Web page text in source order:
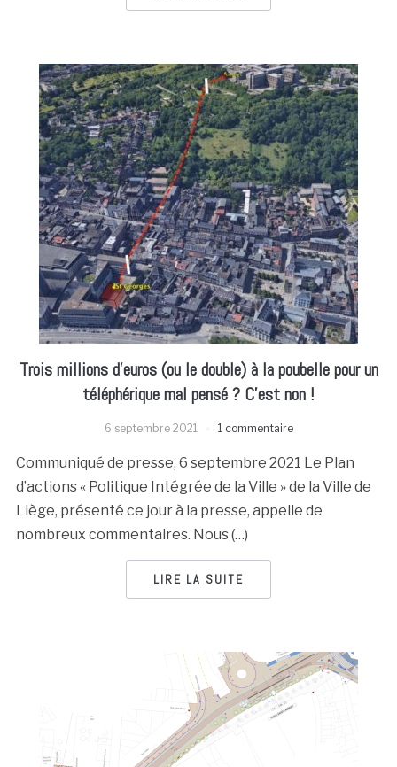
Trois millions d’euros (ou le double) à la poubelle pour un
téléphérique mal pensé ? C’est non !
6 septembre 2021 1 commentaire
Communiqué de presse, 6 septembre 2021 Le Plan
d’actions « Politique Intégrée de la Ville » de la Ville de
Liège, présenté ce jour à la presse, appelle de
nombreux commentaires. Nous (…)
LIRE LA SUITE